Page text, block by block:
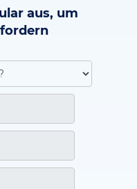
aus, um